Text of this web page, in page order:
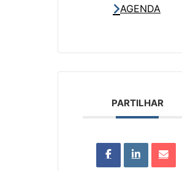
AGENDA
PARTILHAR